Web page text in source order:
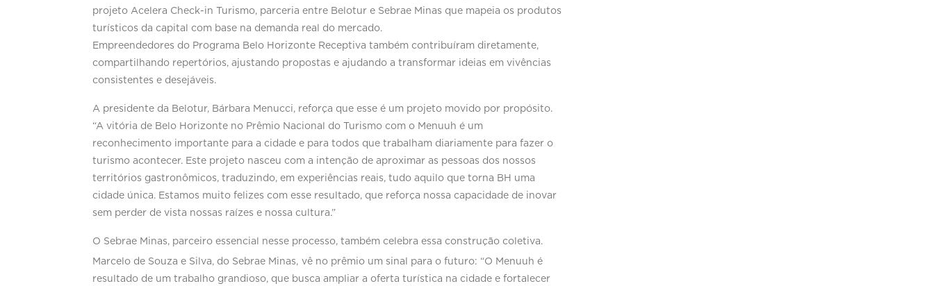
projeto Acelera Check-in Turismo, parceria entre Belotur e Sebrae Minas que mapeia os produtos
turísticos da capital com base na demanda real do mercado.
Empreendedores do Programa Belo Horizonte Receptiva também contribuíram diretamente,
compartilhando repertórios, ajustando propostas e ajudando a transformar ideias em vivências
consistentes e desejáveis.
A presidente da Belotur, Bárbara Menucci, reforça que esse é um projeto movido por propósito.
“A vitória de Belo Horizonte no Prêmio Nacional do Turismo com o Menuuh é um
reconhecimento importante para a cidade e para todos que trabalham diariamente para fazer o
turismo acontecer. Este projeto nasceu com a intenção de aproximar as pessoas dos nossos
territórios gastronômicos, traduzindo, em experiências reais, tudo aquilo que torna BH uma
cidade única. Estamos muito felizes com esse resultado, que reforça nossa capacidade de inovar
sem perder de vista nossas raízes e nossa cultura.”
O Sebrae Minas, parceiro essencial nesse processo, também celebra essa construção coletiva.
Marcelo de Souza e Silva, do Sebrae Minas, vê no prêmio um sinal para o futuro: “O Menuuh é
resultado de um trabalho grandioso, que busca ampliar a oferta turística na cidade e fortalecer